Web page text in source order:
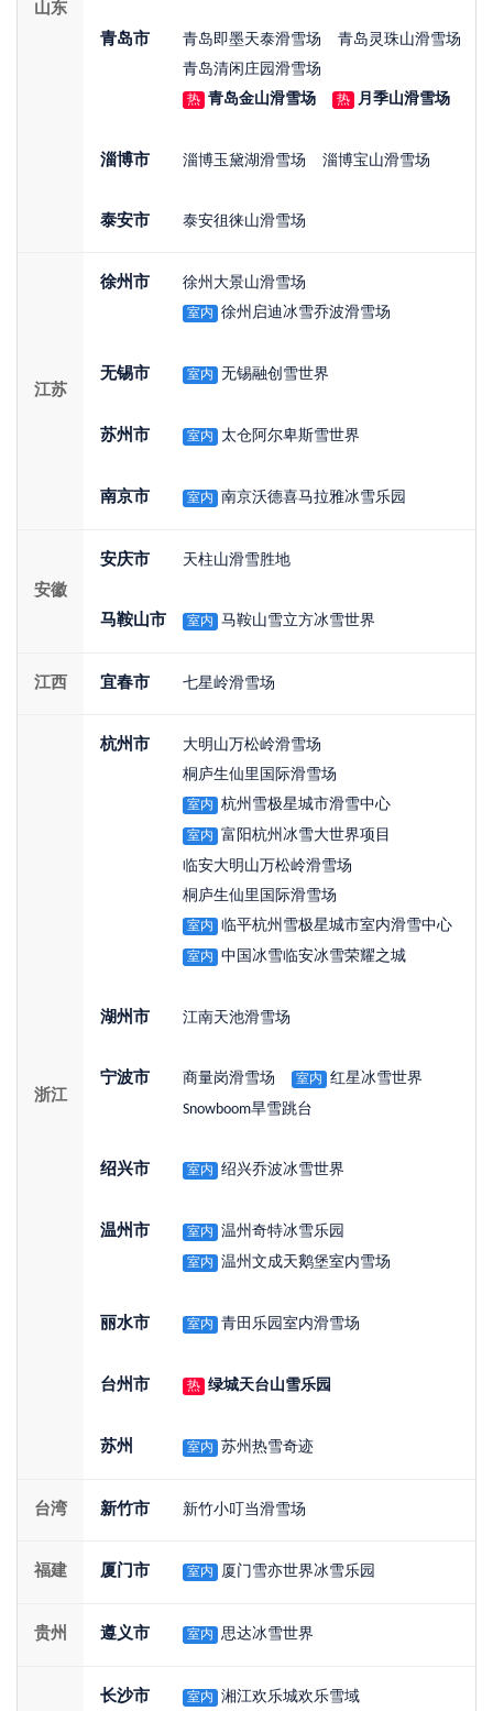
山东
青岛市 青岛即墨天泰滑雪场
青岛灵珠山滑雪场
青岛清闲庄园滑雪场
热 青岛金山滑雪场 热 月季山滑雪场
淄博市 淄博玉黛湖滑雪场 淄博宝山滑雪场
泰安市 泰安徂徕山滑雪场
江苏
徐州市 徐州大景山滑雪场
室内 徐州启迪冰雪乔波滑雪场
无锡市 室内 无锡融创雪世界
苏州市 室内 太仓阿尔卑斯雪世界
南京市 室内 南京沃德喜马拉雅冰雪乐园
安徽
安庆市 天柱山滑雪胜地
马鞍山市 室内 马鞍山雪立方冰雪世界
江西 宜春市 七星岭滑雪场
浙江
杭州市
大明山万松岭滑雪场
桐庐生仙里国际滑雪场
室内 杭州雪极星城市滑雪中心
室内
富阳杭州冰雪大世界项目
临安大明山万松岭滑雪场
桐庐生仙里国际滑雪场
室内 临平杭州雪极星城市室内滑雪中心
室内 中国冰雪临安冰雪荣耀之城
湖州市 江南天池滑雪场
宁波市 商量岗滑雪场 室内
红星冰雪世界
Snowboom旱雪跳台
绍兴市 室内 绍兴乔波冰雪世界
温州市 室内 温州奇特冰雪乐园
室内 温州文成天鹅堡室内雪场
丽水市 室内 青田乐园室内滑雪场
台州市 热 绿城天台山雪乐园
苏州 室内 苏州热雪奇迹
台湾 新竹市 新竹小叮当滑雪场
福建 厦门市 室内 厦门雪亦世界冰雪乐园
贵州 遵义市 室内 思达冰雪世界
长沙市 室内 湘江欢乐城欢乐雪域